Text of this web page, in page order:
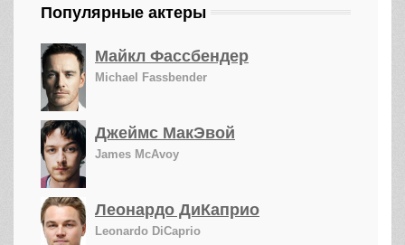
Популярные актеры
Майкл Фассбендер
Michael Fassbender
Джеймс МакЭвой
James McAvoy
Леонардо ДиКаприо
Leonardo DiCaprio